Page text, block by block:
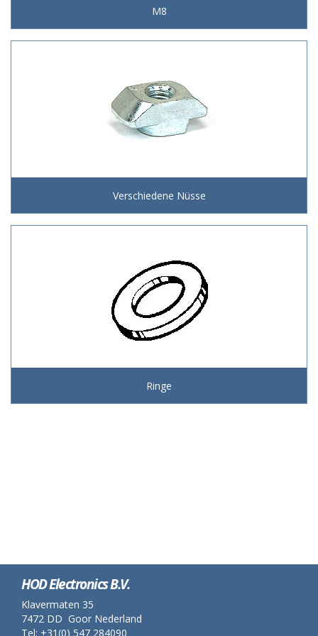
M8
Verschiedene Nüsse
Ringe
HOD Electronics B.V.
Klavermaten 35
7472 DD Goor Nederland
Tel: +31(0) 547 284090